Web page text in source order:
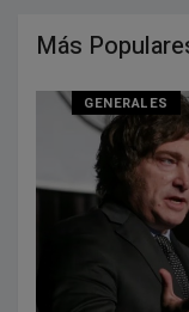
Más
GENERALES